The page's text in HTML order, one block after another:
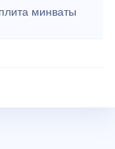
минваты